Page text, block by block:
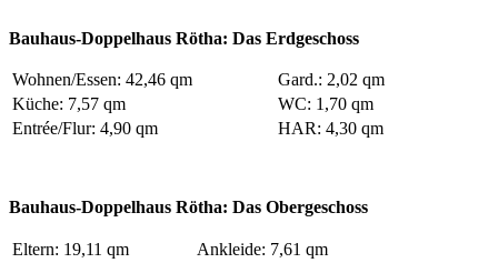
Bauhaus-Doppelhaus Rötha: Das Erdgeschoss
Wohnen/Essen: 42,46 qm
Gard.: 2,02 qm
Küche: 7,57 qm
WC: 1,70 qm
Entrée/Flur: 4,90 qm
HAR: 4,30 qm
Bauhaus-Doppelhaus Rötha: Das Obergeschoss
Eltern: 19,11 qm Ankleide: 7,61 qm